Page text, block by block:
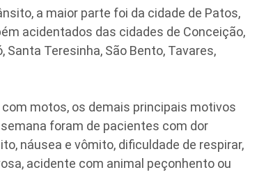
a maior parte foi da cidade de Patos,
acidentados das cidades de Conceição,
Santa Teresinha, São Bento, Tavares,
motos, os demais principais motivos
foram de pacientes com dor
náusea e vômito, dificuldade de respirar,
acidente com animal peçonhento ou